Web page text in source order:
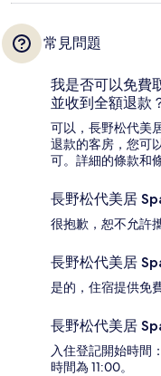
常見問題
我是否可以免費
並收到全額退款
可以，長野松代美
退款的客房，您可
可。詳細的條款和
長野松代美居
很抱歉，恕不允許
長野松代美居
是的，住宿提供免
長野松代美居
入住登記開始時間
時間為 11:00。